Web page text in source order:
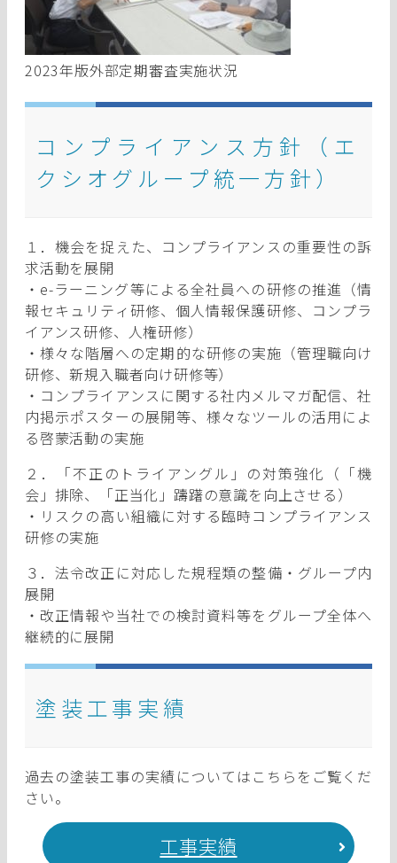
2023年版外部定期審査実施状況
コンプライアンス方針（エ
クシオグループ統一方針）
１．機会を捉えた、コンプライアンスの重要性の訴
求活動を展開
・e-ラーニング等による全社員への研修の推進（情
報セキュリティ研修、個人情報保護研修、コンプラ
イアンス研修、人権研修）
・様々な階層への定期的な研修の実施（管理職向け
研修、新規入職者向け研修等）
・コンプライアンスに関する社内メルマガ配信、社
内掲示ポスターの展開等、様々なツールの活用によ
る啓蒙活動の実施
２．「不正のトライアングル」の対策強化（「機
会」排除、「正当化」躊躇の意識を向上させる）
・リスクの高い組織に対する臨時コンプライアンス
研修の実施
３．法令改正に対応した規程類の整備・グループ内
展開
・改正情報や当社での検討資料等をグループ全体へ
継続的に展開
塗装工事実績
過去の塗装工事の実績についてはこちらをご覧くだ
さい。
工事実績